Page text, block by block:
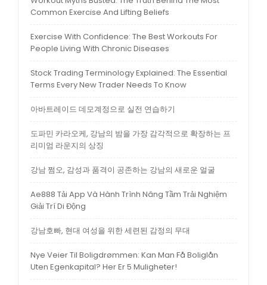
Common Exercise And Lifting Beliefs
Exercise With Confidence: The Best Workouts For
People Living With Chronic Diseases
Stock Trading Terminology Explained: The Essential
Terms Every New Trader Needs To Know
아바트레이드 데모계정으로 실전 연습하기
도파민 카라오케, 강남의 밤을 가장 감각적으로 확장하는 프
리미엄 라운지의 상징
강남 쩜오, 감성과 품격이 공존하는 강남의 새로운 얼굴
Ae888 Tải App Và Hành Trình Nâng Tầm Trải Nghiệm
Giải Trí Di Động
강남호빠, 현대 여성을 위한 세련된 감정의 무대
Nye Veier Til Boligdrømmen: Kan Man Få Boliglån
Uten Egenkapital? Her Er 5 Muligheter!